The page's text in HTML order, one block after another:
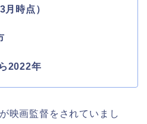
時点）
2022年
映画監督をされていまし